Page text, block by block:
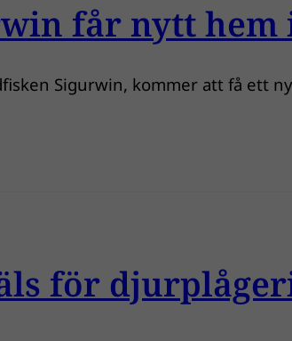
får nytt
Sigurwin, kommer att få ett
för